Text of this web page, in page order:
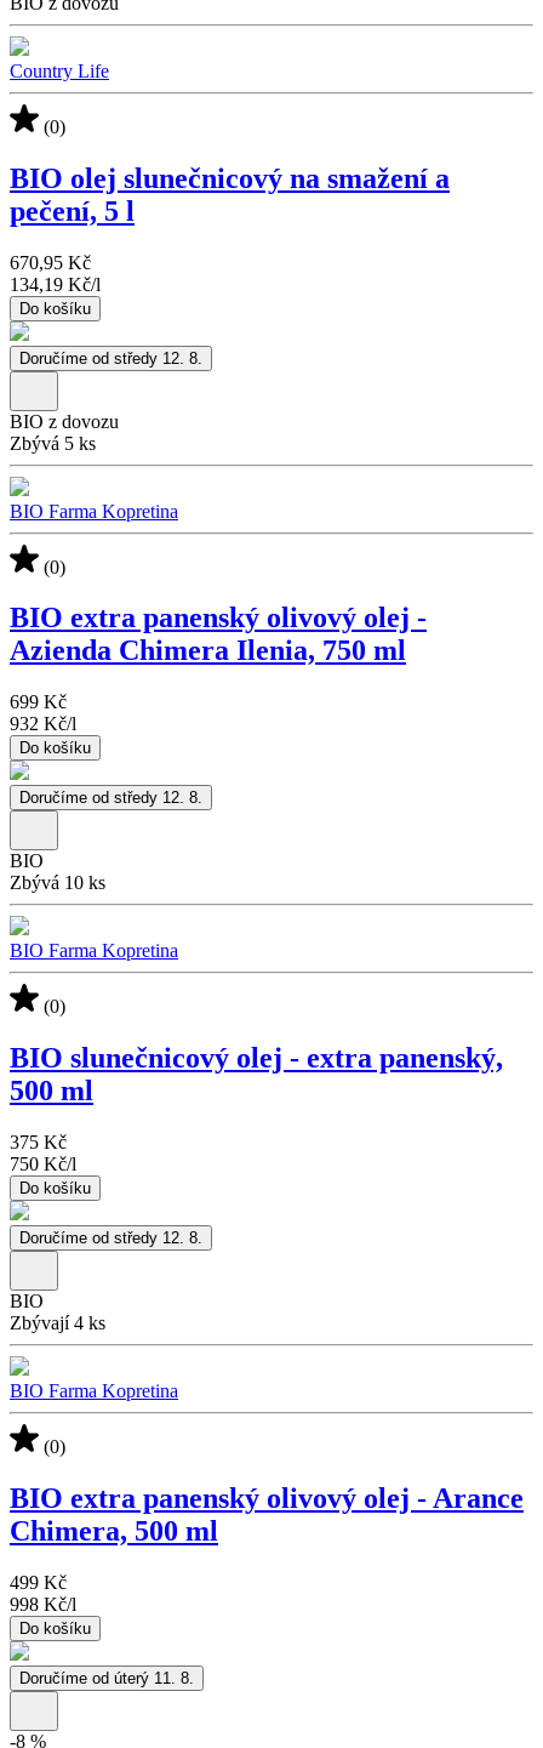
Country Life
(0)
BIO olej slunečnicový na smažení a
pečení, 5 l
670,95 Kč
134,19 Kč/l
Do košíku
Doručíme od středy 12. 8.
BIO z dovozu
Zbývá 5 ks
BIO Farma Kopretina
(0)
BIO extra panenský olivový olej -
Azienda Chimera Ilenia, 750 ml
699 Kč
932 Kč/l
Do košíku
Doručíme od středy 12. 8.
BIO
Zbývá 10 ks
BIO Farma Kopretina
(0)
BIO slunečnicový olej - extra panenský,
500 ml
375 Kč
750 Kč/l
Do košíku
Doručíme od středy 12. 8.
BIO
Zbývají 4 ks
BIO Farma Kopretina
(0)
BIO extra panenský olivový olej - Arance
Chimera, 500 ml
499 Kč
998 Kč/l
Do košíku
Doručíme od úterý 11. 8.
-8 %